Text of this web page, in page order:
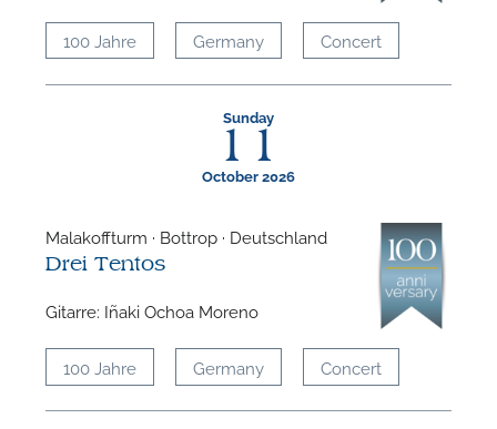
100 Jahre Germany Concert
Sunday
11
October 2026
Malakoffturm · Bottrop · Deutschland
Drei Tentos
Gitarre: Iñaki Ochoa Moreno
100 Jahre Germany Concert